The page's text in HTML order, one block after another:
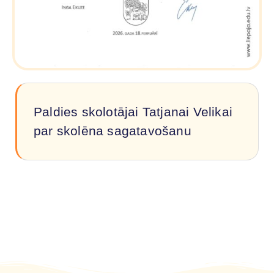
Paldies skolotājai Tatjanai Velikai
par skolēna sagatavošanu